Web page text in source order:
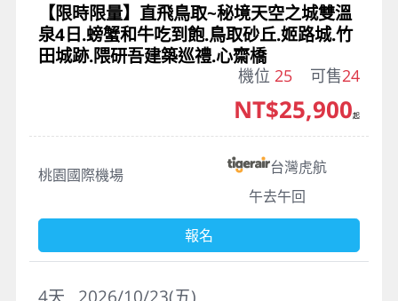
【限時限量】直飛鳥取~秘境天空之城雙溫
泉4日.螃蟹和牛吃到飽.鳥取砂丘.姬路城.竹
田城跡.隈研吾建築巡禮.心齋橋
機位 25 可售24
桃園國際機場
台灣虎航
午去午回
NT$25,900起
報名
2026/10/23(五)
4天